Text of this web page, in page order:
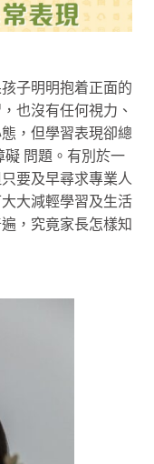
子明明抱着正面的
也沒有任何視力、
，但學習表現卻總
問題。有別於一
要及早尋求專業人
大減輕學習及生活
，究竟家長怎樣知